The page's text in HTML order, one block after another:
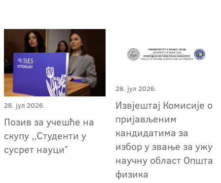
28. јул 2026.
Позив за учешће на
скупу ,,Студенти у
сусрет науциˮ
28. јул 2026.
Извјештај Комисије о
пријављеним
кандидатима за
избор у звање за ужу
научну област Општа
физика